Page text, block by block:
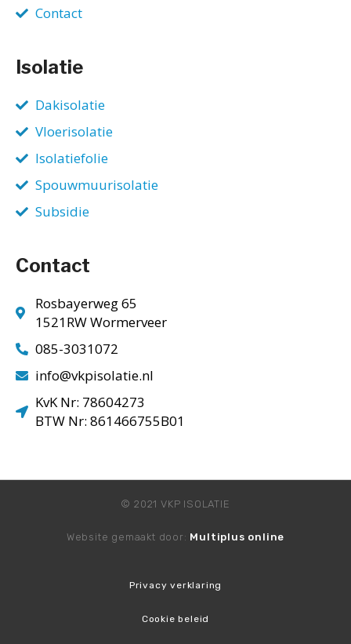
Contact
Isolatie
Dakisolatie
Vloerisolatie
Isolatiefolie
Spouwmuurisolatie
Subsidie
Contact
Rosbayerweg 65
1521RW Wormerveer
085-3031072
info@vkpisolatie.nl
KvK Nr: 78604273
BTW Nr: 861466755B01
© 2021 VKP ISOLATIE
Website gemaakt door: Multiplus online
Privacy verklaring
Cookie beleid